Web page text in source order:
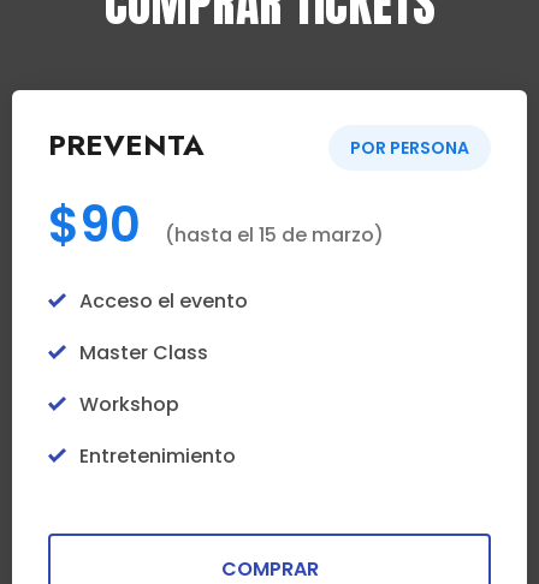
PREVENTA POR PERSONA
$90 (hasta el 15 de marzo)
Acceso el evento
Master Class
Workshop
Entretenimiento
COMPRAR